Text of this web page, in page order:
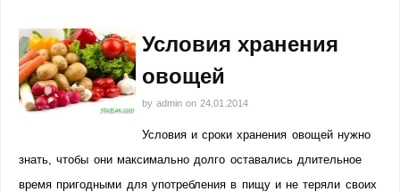
Условия хранения
овощей
by admin on 24.01.2014
Условия и сроки хранения овощей нужно
знать, чтобы они максимально долго оставались длительное
время пригодными для употребления в пищу и не теряли своих